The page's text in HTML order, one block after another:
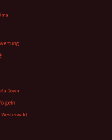
a Down
Westerwald